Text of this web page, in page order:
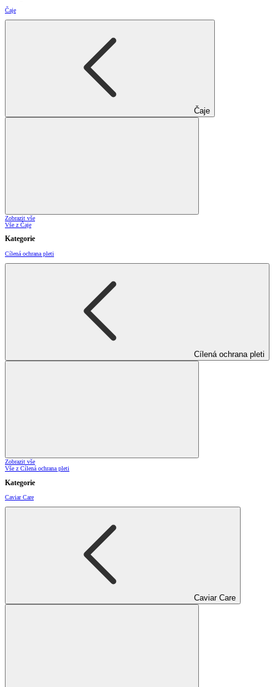
Čaje
Čaje
Zobrazit vše
Vše z Čaje
Kategorie
Cílená ochrana pleti
Cílená ochrana pleti
Zobrazit vše
Vše z Cílená ochrana pleti
Kategorie
Caviar Care
Caviar Care